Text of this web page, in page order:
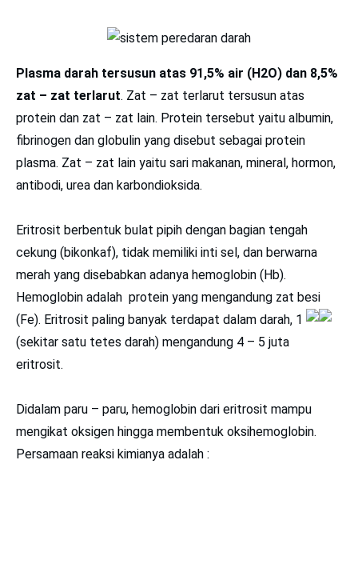
Plasma darah tersusun atas 91,5% air (H2O) dan 8,5%
zat – zat terlarut. Zat – zat terlarut tersusun atas
protein dan zat – zat lain. Protein tersebut yaitu albumin,
fibrinogen dan globulin yang disebut sebagai protein
plasma. Zat – zat lain yaitu sari makanan, mineral, hormon,
antibodi, urea dan karbondioksida.
Eritrosit berbentuk bulat pipih dengan bagian tengah
cekung (bikonkaf), tidak memiliki inti sel, dan berwarna
merah yang disebabkan adanya hemoglobin (Hb).
Hemoglobin adalah protein yang mengandung zat besi
(Fe). Eritrosit paling banyak terdapat dalam darah, 1
(sekitar satu tetes darah) mengandung 4 – 5 juta
eritrosit.
Didalam paru – paru, hemoglobin dari eritrosit mampu
mengikat oksigen hingga membentuk oksihemoglobin.
Persamaan reaksi kimianya adalah :